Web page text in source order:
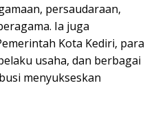
persaudaraan,
Ia juga
Kota Kediri, para
usaha, dan berbagai
menyukseskan